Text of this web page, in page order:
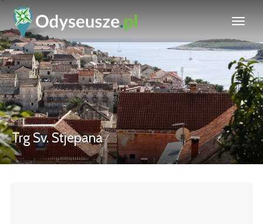
Trg Sv. Stjepana